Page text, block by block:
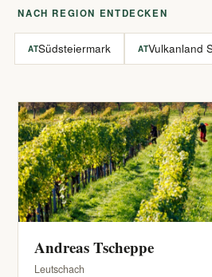
NACH REGION ENTDECKEN
ATSüdsteiermark ATVulkanland
Andreas Tscheppe
Leutschach